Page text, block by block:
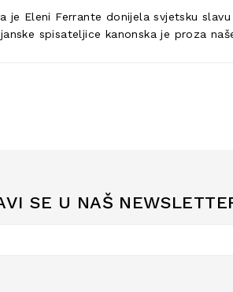
Eleni Ferrante donijela svjetsku slavu
spisateljice kanonska je proza
SE U NAŠ